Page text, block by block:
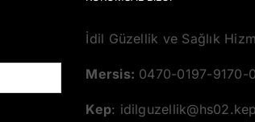
İdil Güzellik ve Sağlık
Mersis: 0470-0197-9170-
Kep: